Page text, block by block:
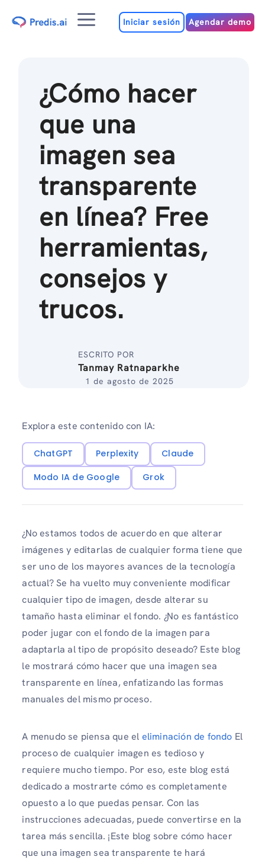
MenúIniciar sesión Agendar demo
¿Cómo hacer
que una
imagen sea
transparente
en línea? Free
herramientas,
consejos y
trucos.
ESCRITO POR
Tanmay Ratnaparkhe
1 de agosto de 2025
Explora este contenido con IA:
ChatGPT Perplexity
Claude
Modo IA de Google
Grok
¿No estamos todos de acuerdo en que alterar
imágenes y editarlas de cualquier forma tiene que
ser uno de los mayores avances de la tecnología
actual? Se ha vuelto muy conveniente modificar
cualquier tipo de imagen, desde alterar su
tamaño hasta eliminar el fondo. ¿No es fantástico
poder jugar con el fondo de la imagen para
adaptarla al tipo de propósito deseado? Este blog
le mostrará cómo hacer que una imagen sea
transparente en línea, enfatizando las formas
manuales del mismo proceso.
A menudo se piensa que el eliminación de fondo El
proceso de cualquier imagen es tedioso y
requiere mucho tiempo. Por eso, este blog está
dedicado a mostrarte cómo es completamente
opuesto a lo que puedas pensar. Con las
instrucciones adecuadas, puede convertirse en la
tarea más sencilla. ¡Este blog sobre cómo hacer
que una imagen sea transparente te hará